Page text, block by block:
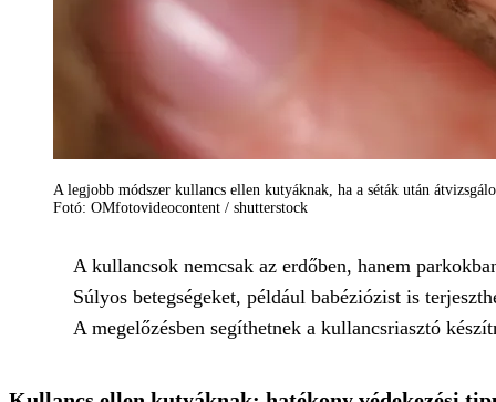
A legjobb módszer kullancs ellen kutyáknak, ha a séták után
Fotó: OMfotovideocontent / shutterstock
A kullancsok nemcsak az erdőben, hanem
Súlyos betegségeket, például babéziózist is
A megelőzésben segíthetnek a kullancsriasztó